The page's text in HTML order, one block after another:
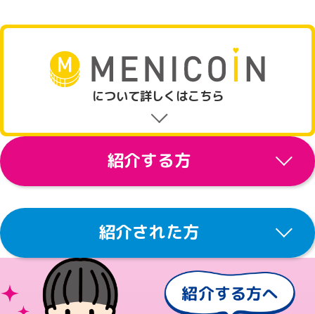
について詳しくはこちら
紹介する方
紹介された方